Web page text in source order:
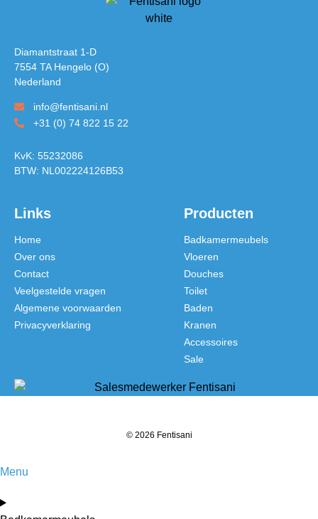
Diamantstraat 1-D
7554 TA Hengelo (O)
Nederland
info@fentisani.nl
+31 (0) 74 822 15 22
KvK: 55232086
BTW: NL002224126B53
Links
Home
Over ons
Contact
Veelgestelde vragen
Algemene voorwaarden
Privacyverklaring
Producten
Badkamermeubels
Vloeren
Douches
Toilet
Baden
Kranen
Accessoires
Sale
© 2026 Fentisani
Menu